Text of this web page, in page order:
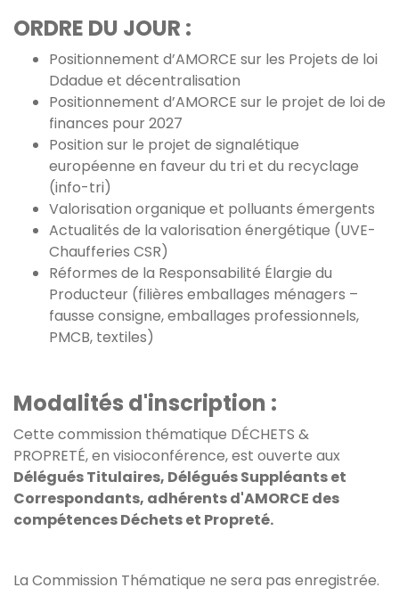
ORDRE DU JOUR :
Positionnement d’AMORCE sur les Projets de loi
Ddadue et décentralisation
Positionnement d’AMORCE sur le projet de loi de
finances pour 2027
Position sur le projet de signalétique
européenne en faveur du tri et du recyclage
(info-tri)
Valorisation organique et polluants émergents
Actualités de la valorisation énergétique (UVE-
Chaufferies CSR)
Réformes de la Responsabilité Élargie du
Producteur (filières emballages ménagers –
fausse consigne, emballages professionnels,
PMCB, textiles)
Modalités d'inscription :
Cette commission thématique DÉCHETS &
PROPRETÉ, en visioconférence, est ouverte aux
Délégués Titulaires, Délégués Suppléants et
Correspondants, adhérents d'AMORCE des
compétences Déchets et Propreté.
La Commission Thématique ne sera pas enregistrée.